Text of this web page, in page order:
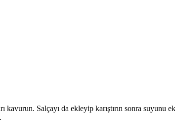
kavurun. Salçayı da ekleyip karıştırın sonra